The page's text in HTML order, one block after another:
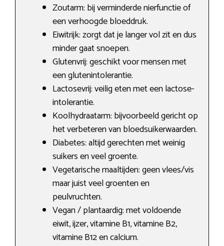
Zoutarm: bij verminderde nierfunctie of
een verhoogde bloeddruk.
Eiwitrijk: zorgt dat je langer vol zit en dus
minder gaat snoepen.
Glutenvrij: geschikt voor mensen met
een glutenintolerantie.
Lactosevrij: veilig eten met een lactose-
intolerantie.
Koolhydraatarm: bijvoorbeeld gericht op
het verbeteren van bloedsuikerwaarden.
Diabetes: altijd gerechten met weinig
suikers en veel groente.
Vegetarische maaltijden: geen vlees/vis
maar juist veel groenten en
peulvruchten.
Vegan / plantaardig: met voldoende
eiwit, ijzer, vitamine B1, vitamine B2,
vitamine B12 en calcium.